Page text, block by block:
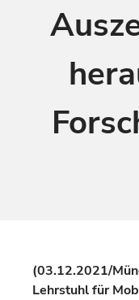
(03.12.2021/
Lehrstuhl für